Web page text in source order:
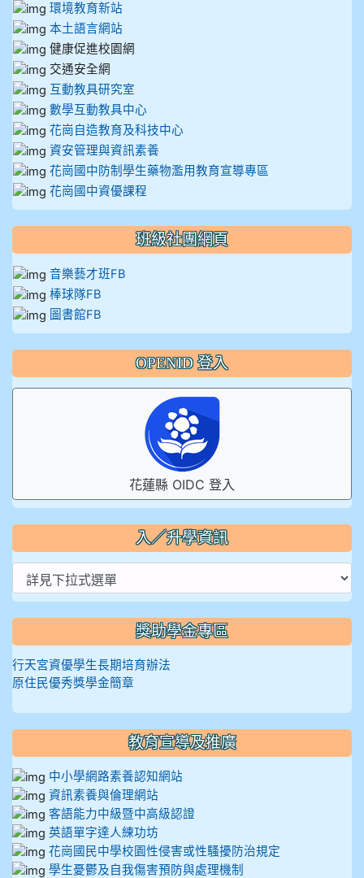
環境教育新站
本土語言網站
健康促進校園網
交通安全網
互動教具研究室
數學互動教具中心
花崗自造教育及科技中心
資安管理與資訊素養
花崗國中防制學生藥物濫用教育宣導專區
花崗國中資優課程
班級社團網頁
音樂藝才班FB
棒球隊FB
圖書館FB
OPENID 登入
花蓮縣 OIDC 登入
入／升學資訊
獎助學金專區
行天宮資優學生長期培育辦法
原住民優秀獎學金簡章
教育宣導及推廣
中小學網路素養認知網站
資訊素養與倫理網站
客語能力中級暨中高級認證
英語單字達人練功坊
花崗國民中學校園性侵害或性騷擾防治規定
學生憂鬱及自我傷害預防與處理機制